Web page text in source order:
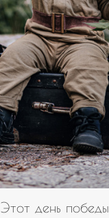
Этот день победы